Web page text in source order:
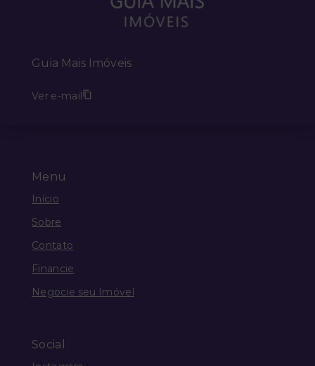
Menu
Início
Sobre
Contato
Financie
Negocie seu Imóvel
Social
Guia Mais Imóveis
Ver e-mail